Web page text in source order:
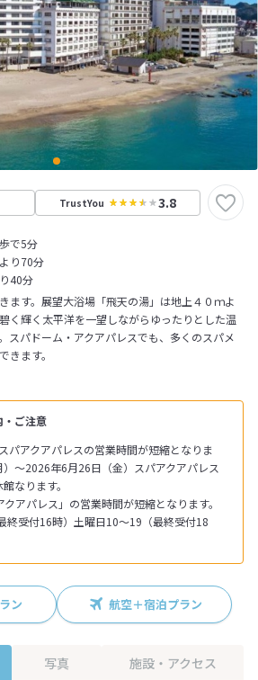
TrustYou 3.8
で5分
り70分
40分
・ご注意
パアクアパレスの営業時間が短縮となりま
～2026年6月26日（金）スパアクアパレス
なります。
アパレス」の営業時間が短縮となります。
終受付16時）土曜日10～19（最終受付18
ます。展望大浴場「飛天の湯」は地上４０ｍよ
く輝く太平洋を一望しながらゆったりとした温
スパドーム・アクアパレスでも、多くのスパメ
きます。
ン 航空＋宿泊プラン
写真 施設・アクセス